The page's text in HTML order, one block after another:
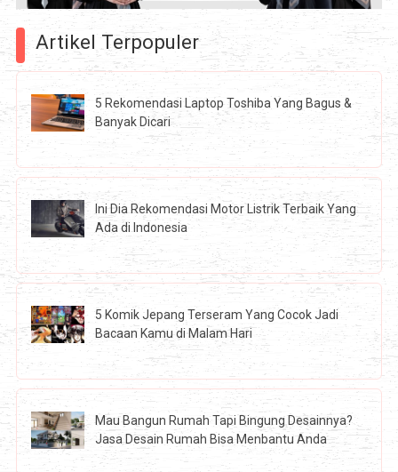
Artikel Terpopuler
5 Rekomendasi Laptop Toshiba Yang Bagus &
Banyak Dicari
Ini Dia Rekomendasi Motor Listrik Terbaik Yang
Ada di Indonesia
5 Komik Jepang Terseram Yang Cocok Jadi
Bacaan Kamu di Malam Hari
Mau Bangun Rumah Tapi Bingung Desainnya?
Jasa Desain Rumah Bisa Menbantu Anda